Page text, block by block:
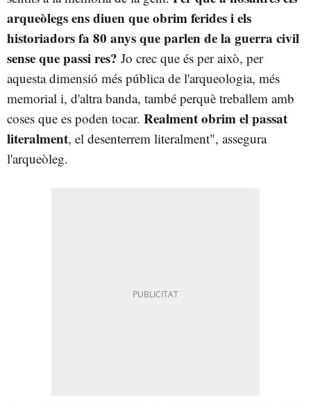
arqueòlegs ens diuen que obrim ferides i els
historiadors fa 80 anys que parlen de la guerra civil
sense que passi res? Jo crec que és per això, per
aquesta dimensió més pública de l'arqueologia, més
memorial i, d'altra banda, també perquè treballem amb
coses que es poden tocar. Realment obrim el passat
literalment, el desenterrem literalment", assegura
l'arqueòleg.